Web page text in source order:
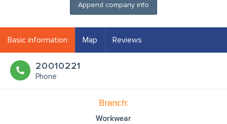
Append company info
Basic information Map Reviews
20010221
Phone
Branch:
Workwear